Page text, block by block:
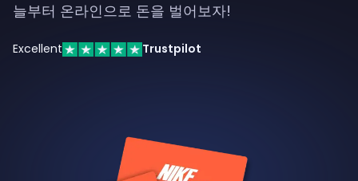
늘부터 온라인으로 돈을 벌어보자!
Excellent Trustpilot